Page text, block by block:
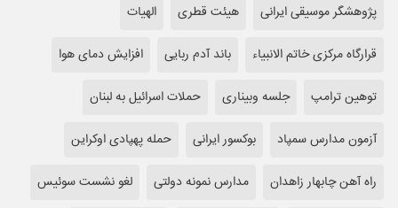
پژوهشگر موسیقی ایرانی
هیئت قطری
الهیات
قرارگاه مرکزی خاتم الانبیاء
باند آدم ربایی
افزایش دمای هوا
توهین ترامپ
جلسه وبیناری
حملات اسرائیل به لبنان
آزمون مدارس سمپاد
بوکسور ایرانی
حمله پهپادی اوکراین
راه آهن چابهار زاهدان
مدارس نمونه دولتی
لغو نشست سوئیس